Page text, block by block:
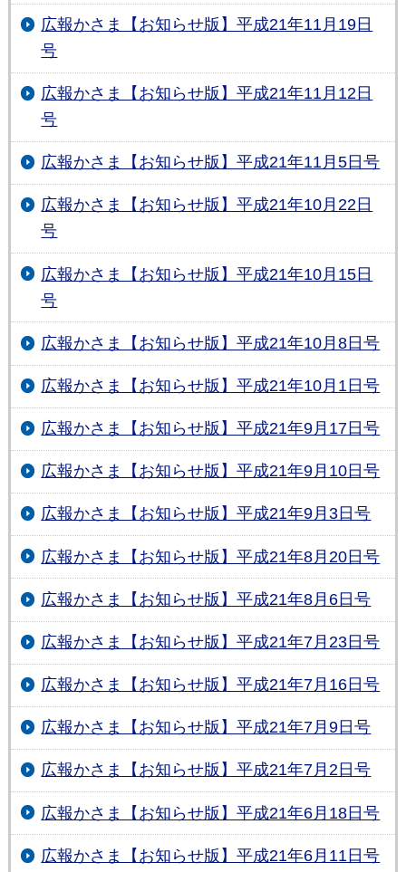
広報かさま【お知らせ版】平成21年11月19日
号
広報かさま【お知らせ版】平成21年11月12日
号
広報かさま【お知らせ版】平成21年11月5日号
広報かさま【お知らせ版】平成21年10月22日
号
広報かさま【お知らせ版】平成21年10月15日
号
広報かさま【お知らせ版】平成21年10月8日号
広報かさま【お知らせ版】平成21年10月1日号
広報かさま【お知らせ版】平成21年9月17日号
広報かさま【お知らせ版】平成21年9月10日号
広報かさま【お知らせ版】平成21年9月3日号
広報かさま【お知らせ版】平成21年8月20日号
広報かさま【お知らせ版】平成21年8月6日号
広報かさま【お知らせ版】平成21年7月23日号
広報かさま【お知らせ版】平成21年7月16日号
広報かさま【お知らせ版】平成21年7月9日号
広報かさま【お知らせ版】平成21年7月2日号
広報かさま【お知らせ版】平成21年6月18日号
広報かさま【お知らせ版】平成21年6月11日号